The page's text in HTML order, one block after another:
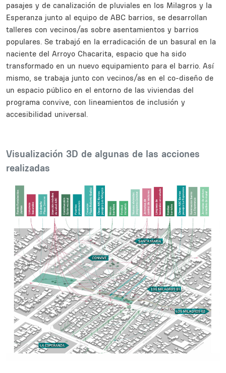
pasajes y de canalización de pluviales en los Milagros y la
Esperanza junto al equipo de ABC barrios, se desarrollan
talleres con vecinos/as sobre asentamientos y barrios
populares. Se trabajó en la erradicación de un basural en la
naciente del Arroyo Chacarita, espacio que ha sido
transformado en un nuevo equipamiento para el barrio. Así
mismo, se trabaja junto con vecinos/as en el co-diseño de
un espacio público en el entorno de las viviendas del
programa convive, con lineamientos de inclusión y
accesibilidad universal.
Visualización 3D de algunas de las acciones
realizadas